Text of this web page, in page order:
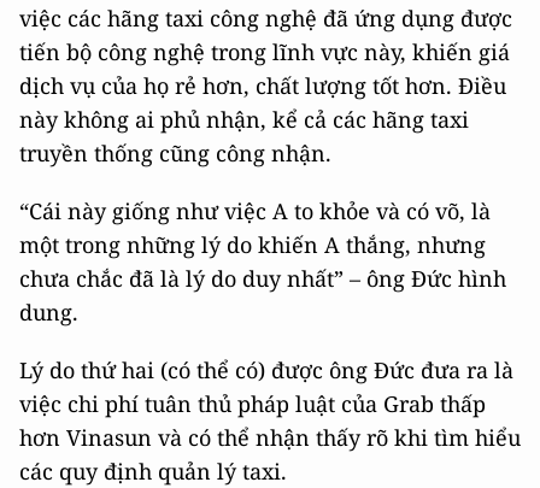
việc các hãng taxi công nghệ đã ứng dụng được
tiến bộ công nghệ trong lĩnh vực này, khiến giá
dịch vụ của họ rẻ hơn, chất lượng tốt hơn. Điều
này không ai phủ nhận, kể cả các hãng taxi
truyền thống cũng công nhận.
“Cái này giống như việc A to khỏe và có võ, là
một trong những lý do khiến A thắng, nhưng
chưa chắc đã là lý do duy nhất” – ông Đức hình
dung.
Lý do thứ hai (có thể có) được ông Đức đưa ra là
việc chi phí tuân thủ pháp luật của Grab thấp
hơn Vinasun và có thể nhận thấy rõ khi tìm hiểu
các quy định quản lý taxi.